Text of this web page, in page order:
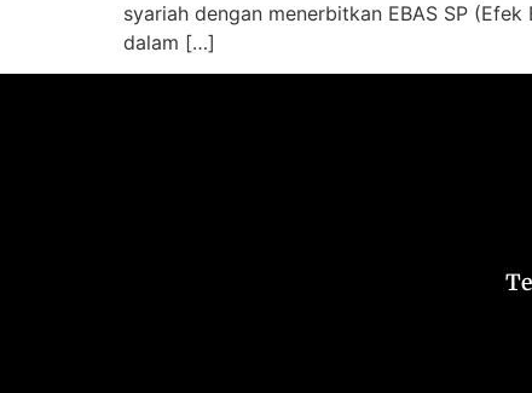
syariah dengan menerbitkan EBAS SP
dalam […]